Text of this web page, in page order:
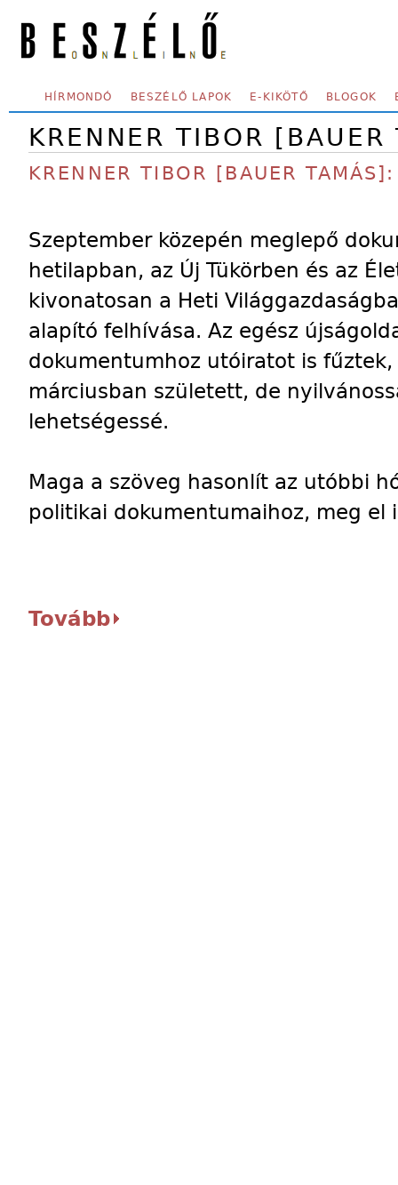
SECONDARY MENU
HÍRMONDÓ BESZÉLŐ LAPOK E-KIKÖTŐ BLOGOK
KRENNER TIBOR [BAUER
KRENNER TIBOR [BAUER
Szeptember közepén meglepő
hetilapban, az Új Tükörben és az
kivonatosan a Heti
alapító felhívása. Az egész
dokumentumhoz utóiratot is
márciusban született, de
lehetségessé.
Maga a szöveg hasonlít az utóbbi
politikai dokumentumaihoz, meg el
Tovább